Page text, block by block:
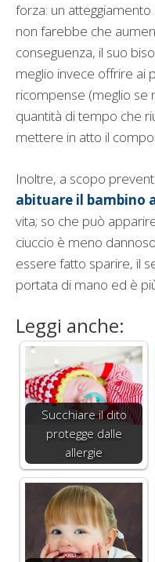
forza: un
non farebbe che
conseguenza, il suo
meglio invece offrire ai
ricompense (meglio se
quantità di tempo che
mettere in atto il
Inoltre, a scopo
abituare il bambino
vita; so che può
ciuccio è meno
essere fatto sparire, il
portata di mano ed è
Leggi anche:
Succhiare il dito
protegge dalle
allergie